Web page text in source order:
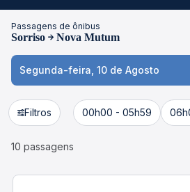
Passagens de ônibus
Sorriso Nova Mutum
Segunda-feira, 10 de Agosto
Filtros 00h00 - 05h59
10 passagens